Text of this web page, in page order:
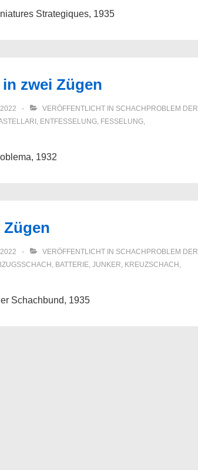
Strategiques, 1935
zwei Zügen
VERÖFFENTLICHT IN SCHACHPROBLEM DER
, ENTFESSELUNG, FESSELUNG,
1932
VERÖFFENTLICHT IN SCHACHPROBLEM DER
, BATTERIE, JUNKER, KREUZSCHACH ,
Schachbund, 1935